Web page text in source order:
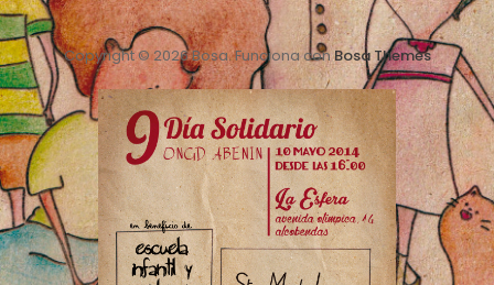
Copyright © 2026 Bosa. Funciona conBosa Themes